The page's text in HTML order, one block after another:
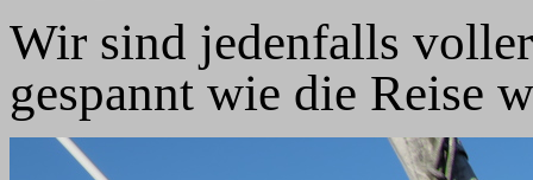
Wir sind jedenfalls
gespannt wie die Reise